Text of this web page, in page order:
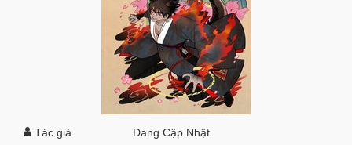
Tác giả Đang Cập Nhật